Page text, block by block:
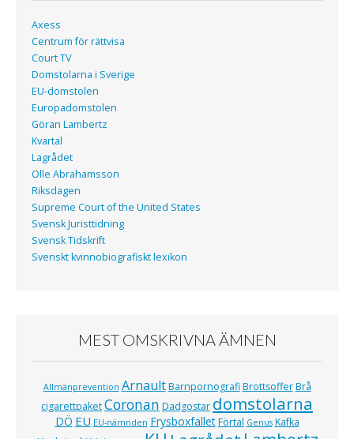
Axess
Centrum för rättvisa
Court TV
Domstolarna i Sverige
EU-domstolen
Europadomstolen
Göran Lambertz
Kvartal
Lagrådet
Olle Abrahamsson
Riksdagen
Supreme Court of the United States
Svensk Juristtidning
Svensk Tidskrift
Svenskt kvinnobiografiskt lexikon
MEST OMSKRIVNA ÄMNEN
Allmänprevention Arnault Barnpornografi Brottsoffer Brå
cigarettpaketCoronan Dadgostar domstolarna
DÖ EU EU-nämnden Frysboxfallet Förtal Genus Kafka